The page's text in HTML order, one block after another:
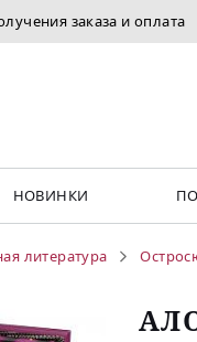
заказа и оплата
НОВИНКИ
литература